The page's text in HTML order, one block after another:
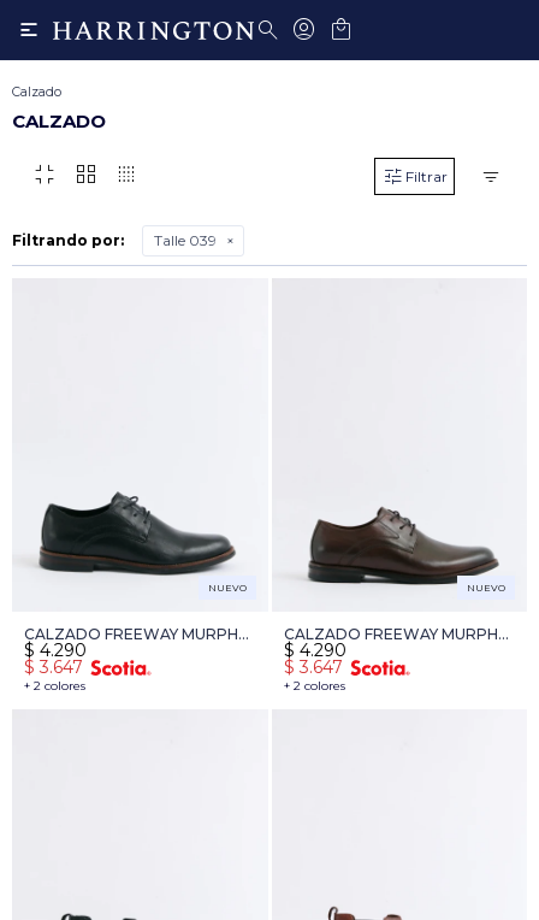

Calzado
CALZADO
fullscreen_exit grid_view transition_dissolve
Filtrando por: Talle 039
NUEVO
CALZADO FREEWAY MURPHY
01 - NEGRO
+ 2 colores
$ 4.290
$ 3.647
NUEVO
CALZADO FREEWAY MURPHY
01 - MARRON
+ 2 colores
$ 4.290
$ 3.647